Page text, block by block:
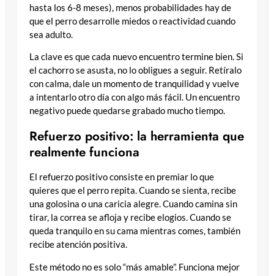
hasta los 6-8 meses), menos probabilidades hay de
que el perro desarrolle miedos o reactividad cuando
sea adulto.
La clave es que cada nuevo encuentro termine bien. Si
el cachorro se asusta, no lo obligues a seguir. Retíralo
con calma, dale un momento de tranquilidad y vuelve
a intentarlo otro día con algo más fácil. Un encuentro
negativo puede quedarse grabado mucho tiempo.
Refuerzo positivo: la herramienta que
realmente funciona
El refuerzo positivo consiste en premiar lo que
quieres que el perro repita. Cuando se sienta, recibe
una golosina o una caricia alegre. Cuando camina sin
tirar, la correa se afloja y recibe elogios. Cuando se
queda tranquilo en su cama mientras comes, también
recibe atención positiva.
Este método no es solo “más amable”. Funciona mejor